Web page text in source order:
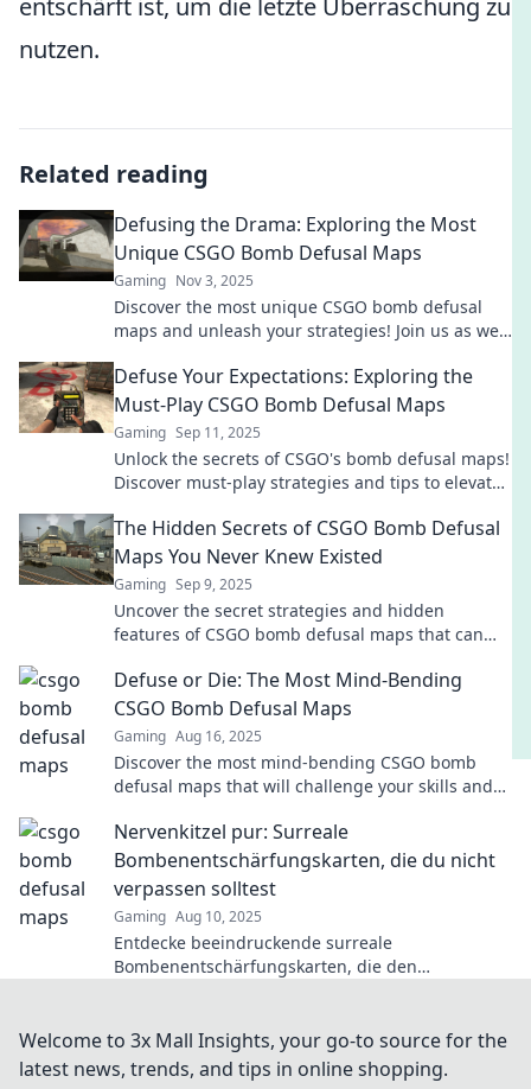
entschärft ist, um die letzte Überraschung zu
nutzen.
Related reading
Defusing the Drama: Exploring the Most
Unique CSGO Bomb Defusal Maps
Gaming Nov 3, 2025
Discover the most unique CSGO bomb defusal
maps and unleash your strategies! Join us as we
Defuse Your Expectations: Exploring the
Must-Play CSGO Bomb Defusal Maps
Gaming Sep 11, 2025
Unlock the secrets of CSGO's bomb defusal maps!
Discover must-play strategies and tips to elevate
The Hidden Secrets of CSGO Bomb Defusal
Maps You Never Knew Existed
Gaming Sep 9, 2025
Uncover the secret strategies and hidden
features of CSGO bomb defusal maps that can
Defuse or Die: The Most Mind-Bending
CSGO Bomb Defusal Maps
Gaming Aug 16, 2025
Discover the most mind-bending CSGO bomb
defusal maps that will challenge your skills and
Nervenkitzel pur: Surreale
Bombenentschärfungskarten, die du nicht
verpassen solltest
Gaming Aug 10, 2025
Entdecke beeindruckende surreale
Bombenentschärfungskarten, die den
Welcome to 3x Mall Insights, your go-to source for the
latest news, trends, and tips in online shopping.